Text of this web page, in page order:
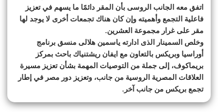
اتفق معه الجانب الروسى بأن المقر دائمًا ما يسهم في تعزيز
فاعلية التجمع وأهميته وإن كان هناك تجمعات أخرى لا يوجد لها
مقر على غرار مجموعة العشرين.
وخلص السمينار الذى ادارته ياسمين هلالى منسق برنامج
أوراسيا وبريكس بالتعاون مع ايفان ريشتنياك باحث بمركز
بريماكوف، إلى جملة من التوصيات المهمة بشأن تعزيز مسيرة
العلاقات المصرية الروسية من جانب، وتعزيز دور مصر في إطار
تجمع بريكس من جانب آخر.